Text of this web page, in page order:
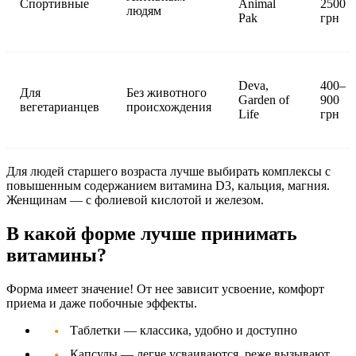
Спортивные
людям
Animal
Pak
2500
грн
Для
вегетарианцев
Без животного
происхождения
Deva,
Garden of
Life
400–
900
грн
Для людей старшего возраста лучше выбирать комплексы с
повышенным содержанием витамина D3, кальция, магния.
Женщинам — с фолиевой кислотой и железом.
В какой форме лучше принимать
витамины?
Форма имеет значение! От нее зависит усвоение, комфорт
приема и даже побочные эффекты.
Таблетки — классика, удобно и доступно